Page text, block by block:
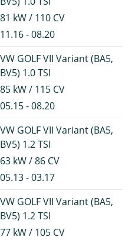
81 kW / 110 CV
11.16 - 08.20
VW GOLF VII Variant (BA5,
BV5) 1.0 TSI
85 kW / 115 CV
05.15 - 08.20
VW GOLF VII Variant (BA5,
BV5) 1.2 TSI
63 kW / 86 CV
05.13 - 03.17
VW GOLF VII Variant (BA5,
BV5) 1.2 TSI
77 kW / 105 CV